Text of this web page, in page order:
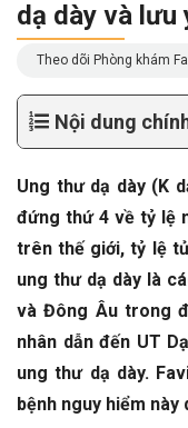
dạ dày và lưu
Theo dõi Phòng khám
Nội dung
Ung thư dạ dày (K
đứng thứ 4 về tỷ lệ
trên thế giới, tỷ lệ
ung thư dạ dày là
và Đông Âu trong
nhân dẫn đến UT
ung thư dạ dày.
bệnh nguy hiểm này